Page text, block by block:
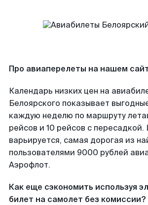
Про авиаперелеты на нашем
Календарь низких цен на
Белоярского показывает
каждую неделю по маршруту
рейсов и 10 рейсов с пересадкой.
варьируется, самая дорогая из
пользователями 9000 рублей
Аэрофлот.
Как еще сэкономить используя
билет на самолет без комиссии?